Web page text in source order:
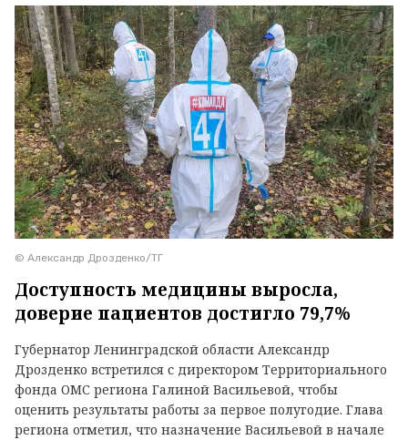
© Александр Дрозденко/ТГ
Доступность медицины выросла,
доверие пациентов достигло 79,7%
Губернатор Ленинградской области Александр
Дрозденко встретился с директором Территориального
фонда ОМС региона Галиной Васильевой, чтобы
оценить результаты работы за первое полугодие. Глава
региона отметил, что назначение Васильевой в начале